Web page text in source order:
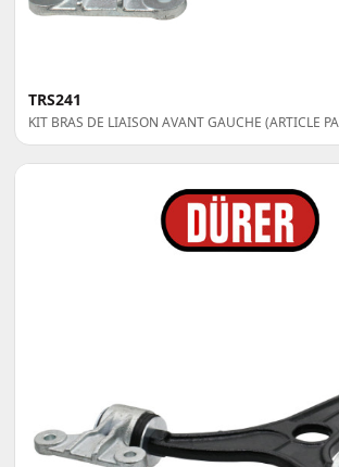
TRS241
KIT BRAS DE LIAISON AVANT GAUCHE (ARTICLE